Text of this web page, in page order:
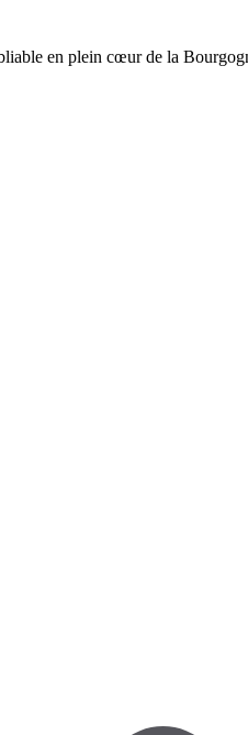
en plein cœur de la